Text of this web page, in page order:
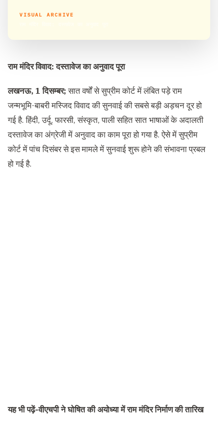
VISUAL ARCHIVE
राम मंदिर विवाद: दस्तावेज का अनुवाद पूरा
लखनऊ, 1 दिसम्बर;सात वर्षों से सुप्रीम कोर्ट में लंबित पड़े राम
जन्मभूमि-बाबरी मस्जिद विवाद की सुनवाई की सबसे बड़ी अड़चन दूर हो
गई है. हिंदी, उर्दू, फारसी, संस्कृत, पाली सहित सात भाषाओं के अदालती
दस्तावेज का अंग्रेजी में अनुवाद का काम पूरा हो गया है. ऐसे में सुप्रीम
कोर्ट में पांच दिसंबर से इस मामले में सुनवाई शुरू होने की संभावना प्रबल
हो गई है.
यह भी पढ़ें-वीएचपी ने घोषित की अयोध्या में राम मंदिर निर्माण की तारिख